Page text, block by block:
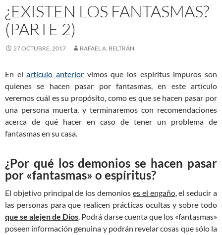
¿EXISTEN LOS FANTASMAS?
(PARTE 2)
27 OCTUBRE, 2017 RAFAEL A. BELTRÁN
En elartículo anterior vimos que los espíritus impuros son
quienes se hacen pasar por fantasmas, en este artículo
veremos cuál es su propósito, como es que se hacen pasar por
una persona muerta, y terminaremos con recomendaciones
acerca de qué hacer en caso de tener un problema de
fantasmas en su casa.
¿Por qué los demonios se hacen pasar
por «fantasmas» o espíritus?
El objetivo principal de los demonios es el engaño, el seducir a
las personas para que realicen prácticas ocultas y sobre todo
que se alejen de Dios. Podrá darse cuenta que los «fantasmas»
poseen información genuina y podrán revelar cosas que sólo la